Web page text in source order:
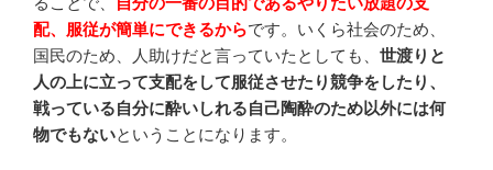
配、服従が簡単にできるからです。いくら社会のため、
国民のため、人助けだと言っていたとしても、 世渡りと
人の上に立って支配をして服従させたり競争をしたり、
戦っている自分に酔いしれる自己陶酔のため以外には何
物でもないということになります。